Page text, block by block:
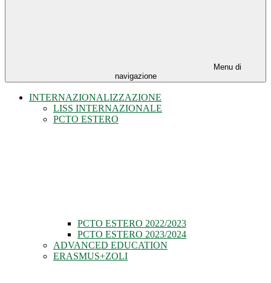
Menu di
navigazione
INTERNAZIONALIZZAZIONE
LISS INTERNAZIONALE
PCTO ESTERO
PCTO ESTERO 2022/2023
PCTO ESTERO 2023/2024
ADVANCED EDUCATION
ERASMUS+ZOLI